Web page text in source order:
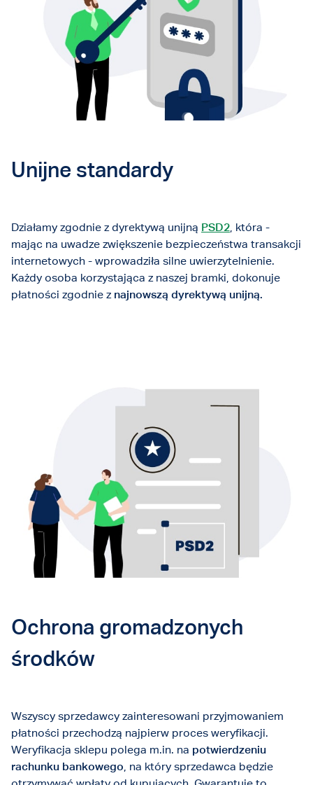
Unijne standardy
Działamy zgodnie z dyrektywą unijną PSD2 , która -
mając na uwadze zwiększenie bezpieczeństwa transakcji
internetowych - wprowadziła silne uwierzytelnienie.
Każdy osoba korzystająca z naszej bramki, dokonuje
płatności zgodnie z najnowszą dyrektywą unijną.
Ochrona gromadzonych
środków
Wszyscy sprzedawcy zainteresowani przyjmowaniem
płatności przechodzą najpierw proces weryfikacji.
Weryfikacja sklepu polega m.in. na potwierdzeniu
rachunku bankowego, na który sprzedawca będzie